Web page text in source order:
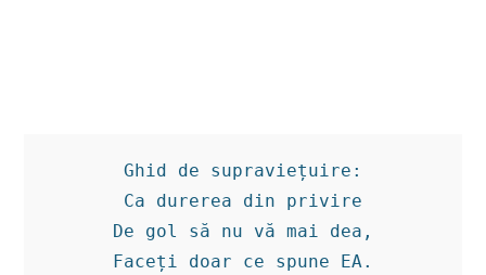
Ghid de supraviețuire:
Ca durerea din privire
De gol să nu vă mai dea,
Faceți doar ce spune EA.